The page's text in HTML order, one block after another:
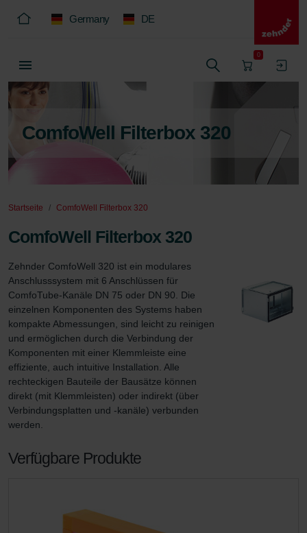
Germany DE
0
ComfoWell Filterbox 320
Startseite ComfoWell Filterbox 320
ComfoWell Filterbox 320
Zehnder ComfoWell 320 ist ein modulares
Anschlusssystem mit 6 Anschlüssen für
ComfoTube-Kanäle DN 75 oder DN 90. Die
einzelnen Komponenten des Systems haben
kompakte Abmessungen, sind leicht zu reinigen
und ermöglichen durch die Verbindung der
Komponenten mit einer Klemmleiste eine
effiziente, auch intuitive Installation. Alle
rechteckigen Bauteile der Bausätze können
direkt (mit Klemmleisten) oder indirekt (über
Verbindungsplatten und -kanäle) verbunden
werden.
Verfügbare Produkte